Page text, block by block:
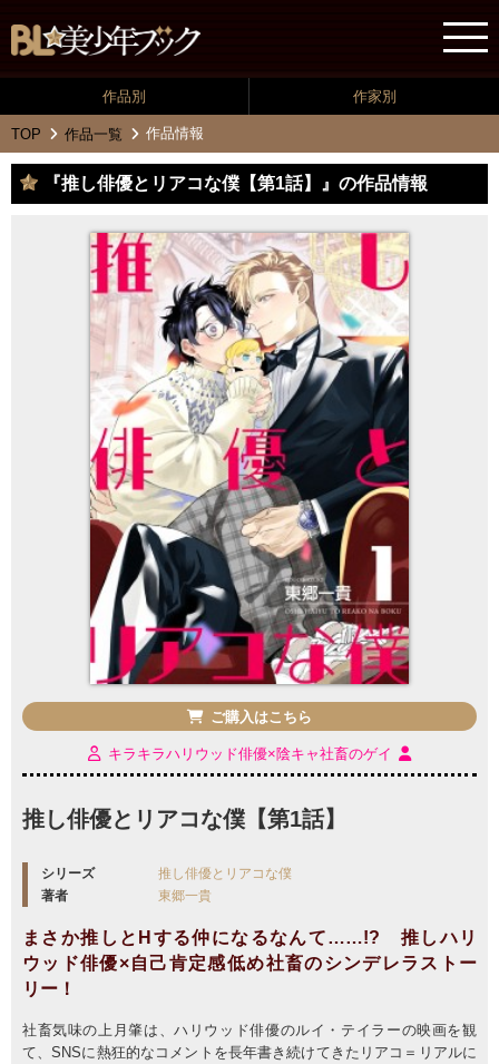
作品別 作家別
TOP 作品一覧 作品情報
『推し俳優とリアコな僕【第1話】』の作品情報
ご購入はこちら
キラキラハリウッド俳優×陰キャ社畜のゲイ
推し俳優とリアコな僕【第1話】
シリーズ
推し俳優とリアコな僕
著者
東郷一貴
まさか推しとHする仲になるなんて……!? 推しハリ
ウッド俳優×自己肯定感低め社畜のシンデレラストー
リー！
社畜気味の上月肇は、ハリウッド俳優のルイ・テイラーの映画を観
て、SNSに熱狂的なコメントを長年書き続けてきたリアコ＝リアルに